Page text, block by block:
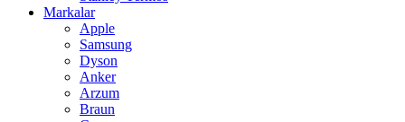
Markalar
Apple
Samsung
Dyson
Anker
Arzum
Braun